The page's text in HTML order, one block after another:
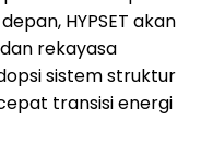
HYPSET akan
rekayasa
sistem struktur
transisi energi